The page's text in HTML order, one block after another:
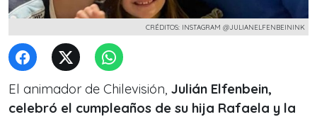
CRÉDITOS: INSTAGRAM @JULIANELFENBEININK
El animador de Chilevisión, Julián Elfenbein,
celebró el cumpleaños de su hija Rafaela y la